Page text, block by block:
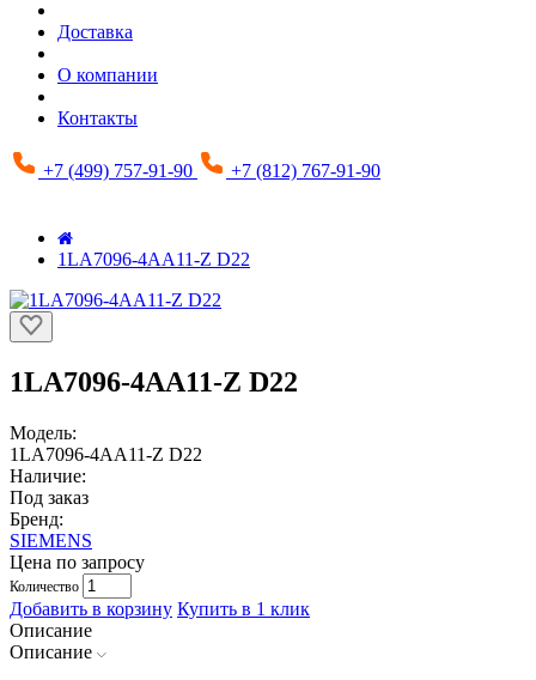
Доставка
О компании
Контакты
+7 (499) 757-91-90 +7 (812) 767-91-90
1LA7096-4AA11-Z D22
1LA7096-4AA11-Z D22
Модель:
1LA7096-4AA11-Z D22
Наличие:
Под заказ
Бренд:
SIEMENS
Цена по запросу
Количество
Добавить в корзину Купить в 1 клик
Описание
Описание